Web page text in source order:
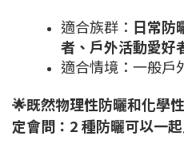
適合族群： 日常防
者、戶外活動愛好
適合情境：一般戶
🌟既然物理性防曬和化學
定會問：2 種防曬可以一